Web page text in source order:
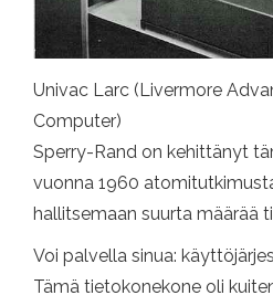
Univac Larc (Livermore
Computer)
Sperry-Rand on kehittänyt
vuonna 1960
hallitsemaan suurta määrää
Voi palvella sinua:
Tämä tietokonekone oli